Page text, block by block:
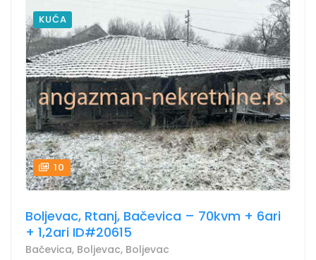
KUĆA
10
Boljevac, Rtanj, Bačevica – 70kvm + 6ari
+ 1,2ari ID#20615
Bačevica, Boljevac, Boljevac